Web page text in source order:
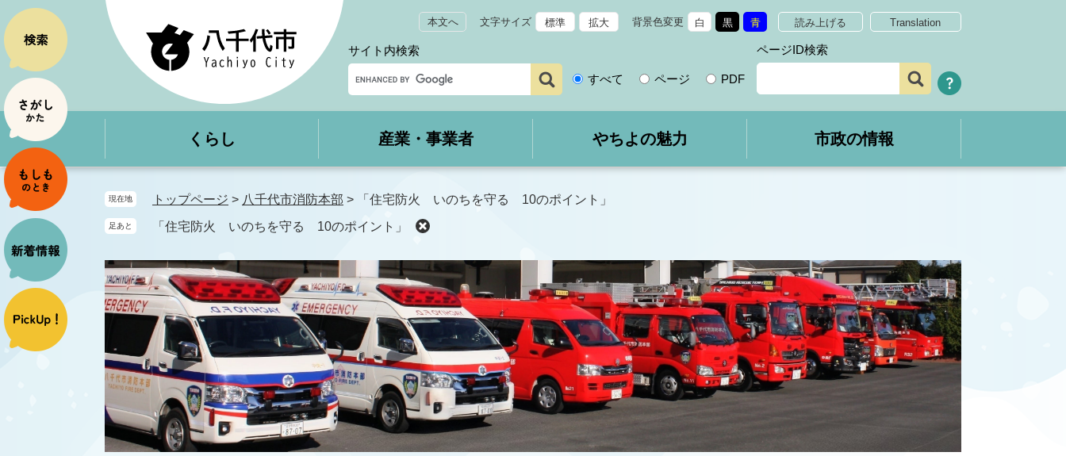
ー
ジ
の
先
頭
で
す
。
ニ
ュ
ー
を
飛
ば
し
て
本
文
本文へ 文字サイズ 標準 拡大 背景色変更 白 黒 青 読み上げる Translation
サイト内検索
すべて ページ PDF
ページID検索
くらし 産業・事業者 やちよの魅力 市政の情報
現在地 トップページ > 八千代市消防本部 > 「住宅防火 いのちを守る 10のポイント」
足あと 「住宅防火 いのちを守る 10のポイント」